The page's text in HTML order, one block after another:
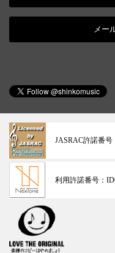
メー
JASRAC許諾番号
利用許諾番号：